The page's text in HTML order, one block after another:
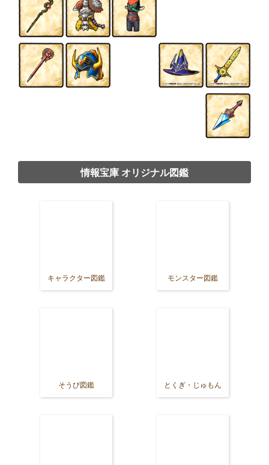
情報宝庫 オリジナル図鑑
キャラクター図鑑 モンスター図鑑
そうび図鑑 とくぎ・じゅもん